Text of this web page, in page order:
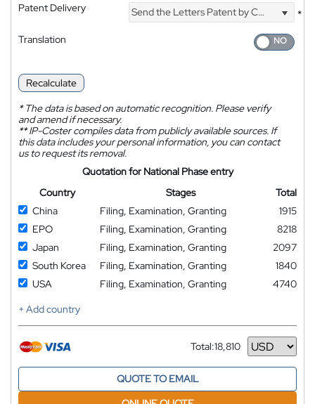
Patent Delivery Send the Letters Patent by Courier
*
Translation
Recalculate
*The data is based on automatic recognition. Please verify
and amend if necessary.
**IP-Coster compiles data from publicly available sources. If
this data includes your personal information, you can contact
us to request its removal.
Quotation for National Phase entry
Country
Stages
Total
China
Filing, Examination, Granting
1915
EPO
Filing, Examination, Granting
8218
Japan
Filing, Examination, Granting
2097
South Korea
Filing, Examination, Granting
1840
USA
Filing, Examination, Granting
4740
+ Add country
Total:18,810
Currency
QUOTE TO EMAIL